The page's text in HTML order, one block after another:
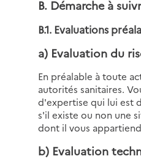
B. Démarche à
B.1. Evaluations
a) Evaluation du
En préalable à toute
autorités sanitaires.
d'expertise qui lui est
s'il existe ou non une
dont il vous
b) Evaluation